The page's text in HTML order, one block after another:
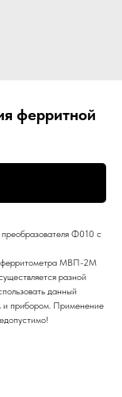
ферритной
Ф010 с
ферритометра МВП-2М
разной
данный
и прибором. Применение